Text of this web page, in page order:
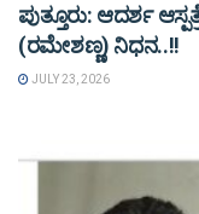
ಪುತ್ತೂರು: ಆದರ್ಶ
(ರಮೇಶಣ್ಣ) ನಿಧನ..!!
JULY 23, 2026